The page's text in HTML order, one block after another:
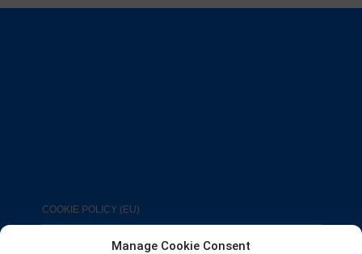
Manage Cookie Consent
COOKIE POLICY (EU)